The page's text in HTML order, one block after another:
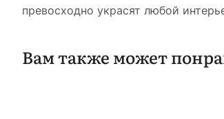
превосходно украсят любой
Вам также может